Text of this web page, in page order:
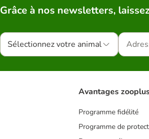
Grâce à nos newsletters,
Sélectionnez votre animal
Avantages
Programme fidélité
Programme de